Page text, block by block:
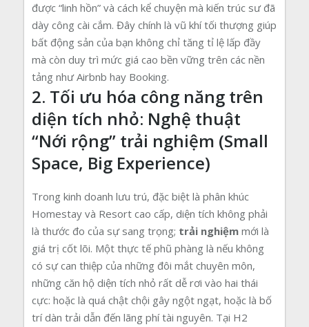
được “linh hồn” và cách kể chuyện mà kiến trúc sư đã
dày công cài cắm. Đây chính là vũ khí tối thượng giúp
bất động sản của bạn không chỉ tăng tỉ lệ lấp đầy
mà còn duy trì mức giá cao bền vững trên các nền
tảng như Airbnb hay Booking.
2. Tối ưu hóa công năng trên
diện tích nhỏ: Nghệ thuật
“Nới rộng” trải nghiệm (Small
Space, Big Experience)
Trong kinh doanh lưu trú, đặc biệt là phân khúc
Homestay và Resort cao cấp, diện tích không phải
là thước đo của sự sang trọng; trải nghiệm mới là
giá trị cốt lõi. Một thực tế phũ phàng là nếu không
có sự can thiệp của những đôi mắt chuyên môn,
những căn hộ diện tích nhỏ rất dễ rơi vào hai thái
cực: hoặc là quá chật chội gây ngột ngạt, hoặc là bố
trí dàn trải dẫn đến lãng phí tài nguyên. Tại H2